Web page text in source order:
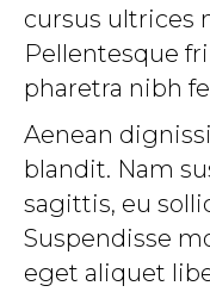
cursus ultrices
Pellentesque
pharetra nibh
Aenean
blandit. Nam
sagittis, eu
Suspendisse
eget aliquet